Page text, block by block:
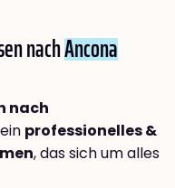
nachAncona
nach
professionelles &
, das sich um alles